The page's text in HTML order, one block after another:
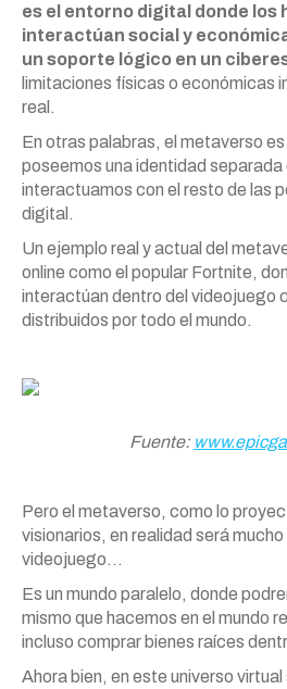
es el entorno digital donde los
interactúan social y
un soporte lógico en un
limitaciones físicas o económicas
real.
En otras palabras, el metaverso
poseemos una identidad separada
interactuamos con el resto de las
digital.
Un ejemplo real y actual del
online como el popular Fortnite,
interactúan dentro del videojuego
distribuidos por todo el mundo.
Fuente:
Pero el metaverso, como lo
visionarios, en realidad será mucho
videojuego…
Es un mundo paralelo, donde
mismo que hacemos en el mundo
incluso comprar bienes raíces
Ahora bien, en este universo